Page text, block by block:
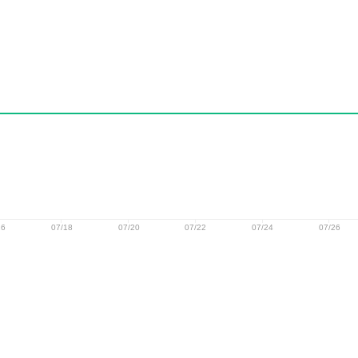
07/18 07/20 07/22 07/24 07/26